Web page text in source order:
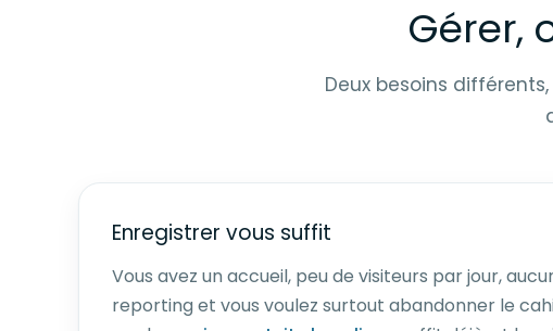
Gérer,
Deux besoins
Enregistrer vous suffit
Vous avez un accueil, peu de visiteurs par jour,
reporting et vous voulez surtout abandonner le